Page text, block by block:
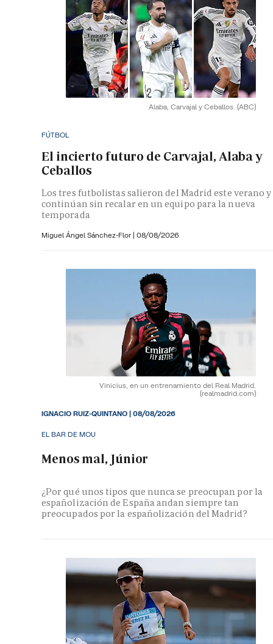
Alaba, Carvajal y Ceballos. (ABC)
FÚTBOL
El incierto futuro de Carvajal, Alaba y
Ceballos
Los tres futbolistas salieron del Madrid este verano y
continúan sin recalar en un equipo para la nueva
temporada
Miguel Ángel Sánchez-Flor | 08/08/2026
Vinicius, en un entrenamiento del Real Madrid.
(realmadrid.com)
EL BAR DE MOU
Menos mal, Júnior
¿Por qué unos tipos que nunca se preocupan por la
españolización de España andan siempre tan
preocupados por la españolización del Madrid?
IGNACIO RUIZ-QUINTANO|08/08/2026